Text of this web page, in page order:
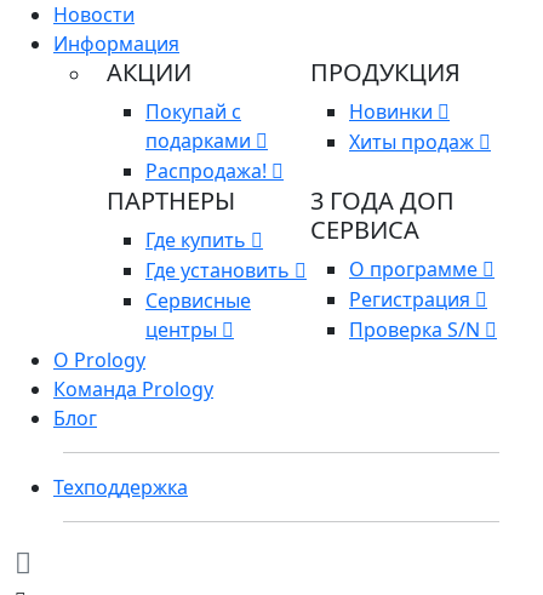
Новости
Информация
АКЦИИ
Покупай с
подарками
Распродажа!
ПРОДУКЦИЯ
Новинки
Хиты продаж
ПАРТНЕРЫ
Где купить
Где установить
Сервисные
центры
3 ГОДА ДОП
СЕРВИСА
О программе
Регистрация
Проверка S/N
О Prology
Команда Prology
Блог
Техподдержка